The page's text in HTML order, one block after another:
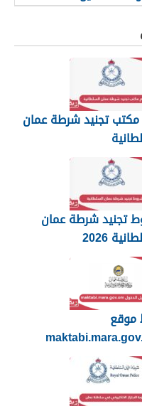
تجنيد شرطة عمان
تجنيد شرطة عمان
2026
موقع
الدخول